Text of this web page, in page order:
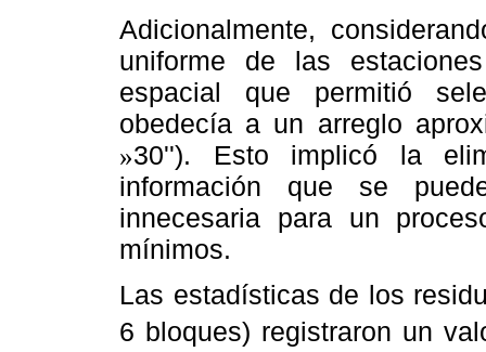
Adicionalmente,
uniforme de las
espacial que permitió
obedecía a un arreglo
»30''). Esto implicó la
información que se
innecesaria para un
mínimos.
Las estadísticas de los
6 bloques) registraron un